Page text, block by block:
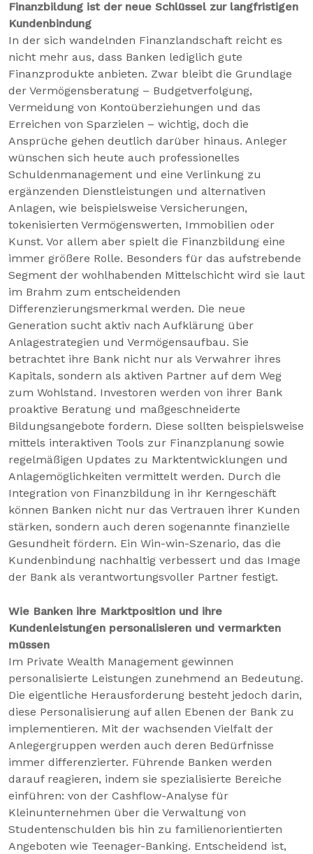
Finanzbildung ist der neue Schlüssel zur langfristigen
Kundenbindung
In der sich wandelnden Finanzlandschaft reicht es
nicht mehr aus, dass Banken lediglich gute
Finanzprodukte anbieten. Zwar bleibt die Grundlage
der Vermögensberatung – Budgetverfolgung,
Vermeidung von Kontoüberziehungen und das
Erreichen von Sparzielen – wichtig, doch die
Ansprüche gehen deutlich darüber hinaus. Anleger
wünschen sich heute auch professionelles
Schuldenmanagement und eine Verlinkung zu
ergänzenden Dienstleistungen und alternativen
Anlagen, wie beispielsweise Versicherungen,
tokenisierten Vermögenswerten, Immobilien oder
Kunst. Vor allem aber spielt die Finanzbildung eine
immer größere Rolle. Besonders für das aufstrebende
Segment der wohlhabenden Mittelschicht wird sie laut
im Brahm zum entscheidenden
Differenzierungsmerkmal werden. Die neue
Generation sucht aktiv nach Aufklärung über
Anlagestrategien und Vermögensaufbau. Sie
betrachtet ihre Bank nicht nur als Verwahrer ihres
Kapitals, sondern als aktiven Partner auf dem Weg
zum Wohlstand. Investoren werden von ihrer Bank
proaktive Beratung und maßgeschneiderte
Bildungsangebote fordern. Diese sollten beispielsweise
mittels interaktiven Tools zur Finanzplanung sowie
regelmäßigen Updates zu Marktentwicklungen und
Anlagemöglichkeiten vermittelt werden. Durch die
Integration von Finanzbildung in ihr Kerngeschäft
können Banken nicht nur das Vertrauen ihrer Kunden
stärken, sondern auch deren sogenannte finanzielle
Gesundheit fördern. Ein Win-win-Szenario, das die
Kundenbindung nachhaltig verbessert und das Image
der Bank als verantwortungsvoller Partner festigt.
Wie Banken ihre Marktposition und ihre
Kundenleistungen personalisieren und vermarkten
müssen
Im Private Wealth Management gewinnen
personalisierte Leistungen zunehmend an Bedeutung.
Die eigentliche Herausforderung besteht jedoch darin,
diese Personalisierung auf allen Ebenen der Bank zu
implementieren. Mit der wachsenden Vielfalt der
Anlegergruppen werden auch deren Bedürfnisse
immer differenzierter. Führende Banken werden
darauf reagieren, indem sie spezialisierte Bereiche
einführen: von der Cashflow-Analyse für
Kleinunternehmen über die Verwaltung von
Studentenschulden bis hin zu familienorientierten
Angeboten wie Teenager-Banking. Entscheidend ist,